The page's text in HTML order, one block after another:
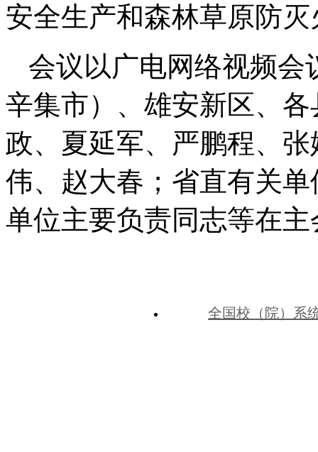
安全生产和森林草原防
会议以广电网络视频会
辛集市）、雄安新区、
政、夏延军、严鹏程、
伟、赵大春；省直有关
单位主要负责同志等在
全国校（院）系